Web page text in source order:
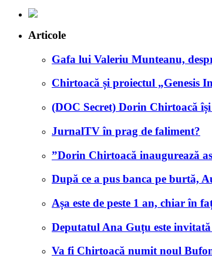
Articole
Gafa lui Valeriu Munteanu,
Chirtoacă și proiectul „Genesis
(DOC Secret) Dorin Chirtoacă
JurnalTV în prag de faliment?
”Dorin Chirtoacă inaugurează
După ce a pus banca pe burtă,
Așa este de peste 1 an, chiar în
Deputatul Ana Guțu este
Va fi Chirtoacă numit noul